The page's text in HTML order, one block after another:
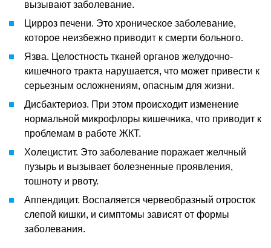
вызывают заболевание.
Цирроз печени. Это хроническое заболевание,
которое неизбежно приводит к смерти больного.
Язва. Целостность тканей органов желудочно-
кишечного тракта нарушается, что может привести к
серьезным осложнениям, опасным для жизни.
Дисбактериоз. При этом происходит изменение
нормальной микрофлоры кишечника, что приводит к
проблемам в работе ЖКТ.
Холецистит. Это заболевание поражает желчный
пузырь и вызывает болезненные проявления,
тошноту и рвоту.
Аппендицит. Воспаляется червеобразный отросток
слепой кишки, и симптомы зависят от формы
заболевания.